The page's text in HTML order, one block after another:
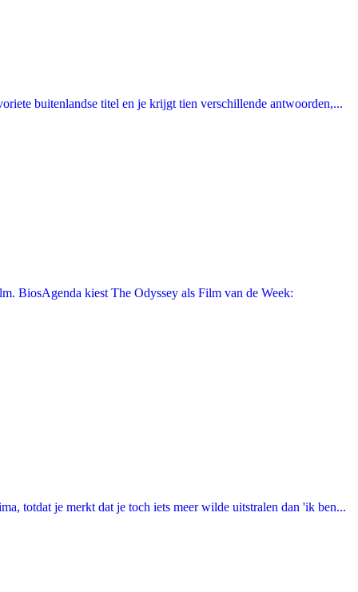
buitenlandse titel en je krijgt tien verschillende antwoorden,...
BiosAgenda kiest The Odyssey als Film van de Week:
totdat je merkt dat je toch iets meer wilde uitstralen dan 'ik ben...